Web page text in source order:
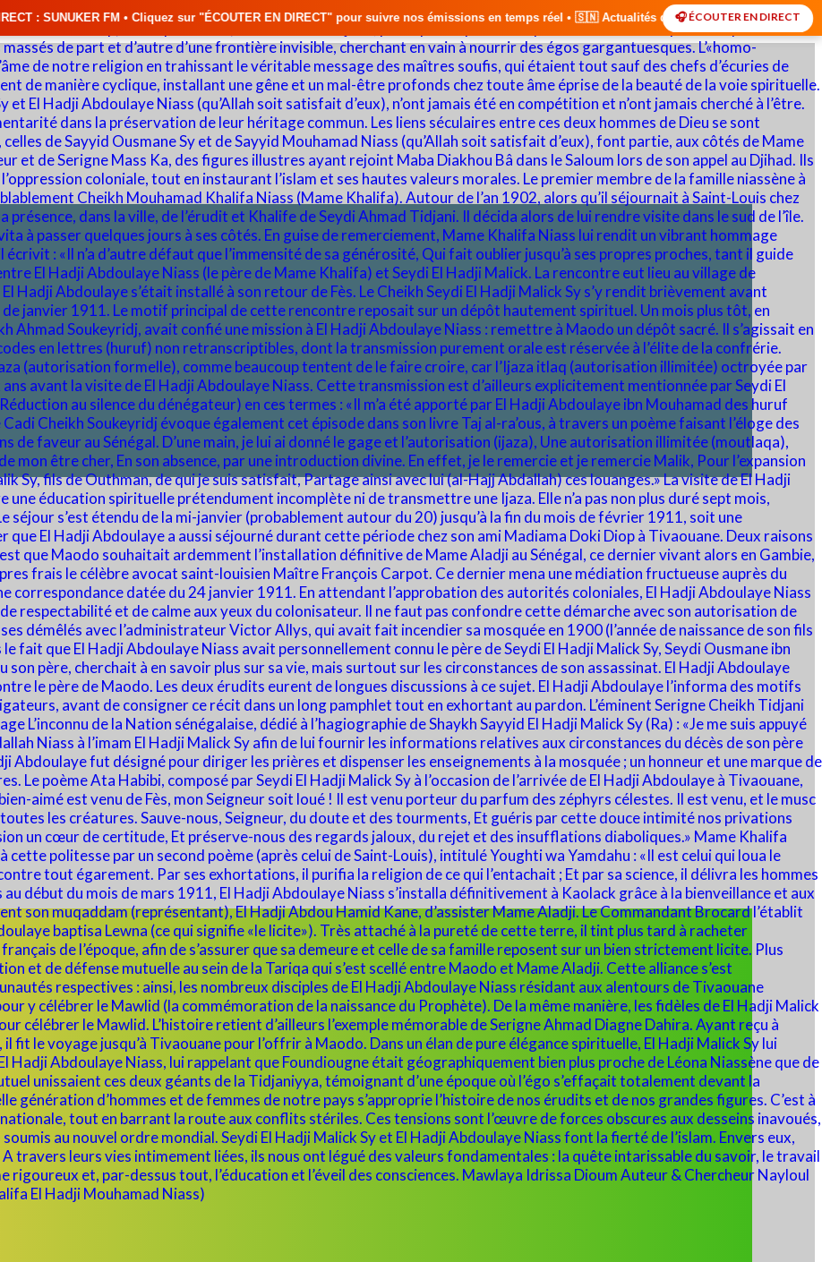
FM • Cliquez sur "ÉCOUTER EN DIRECT" pour suivre nos émissions en temps réel • 🇸🇳 Actualités du Sénégal • 🌍 Actualités Internationales •
🎧 ÉCOUTER EN DIRECT